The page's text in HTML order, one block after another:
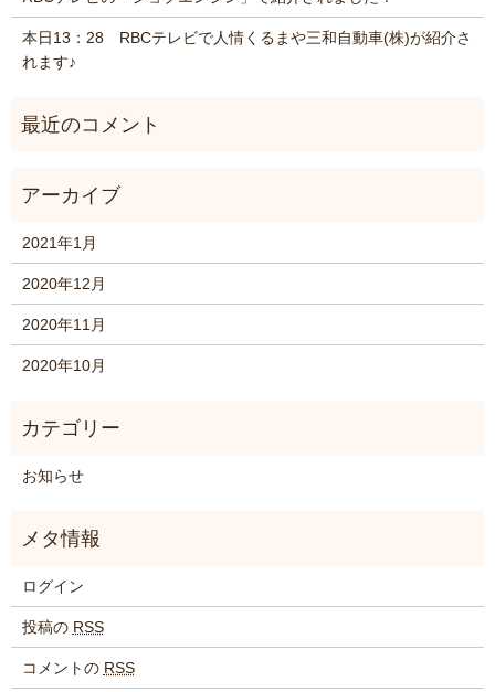
本日13：28 RBCテレビで人情くるまや三和自動車(株)が紹介さ
れます♪
2021年1月
2020年12月
2020年11月
2020年10月
お知らせ
ログイン
投稿の RSS
コメントの RSS